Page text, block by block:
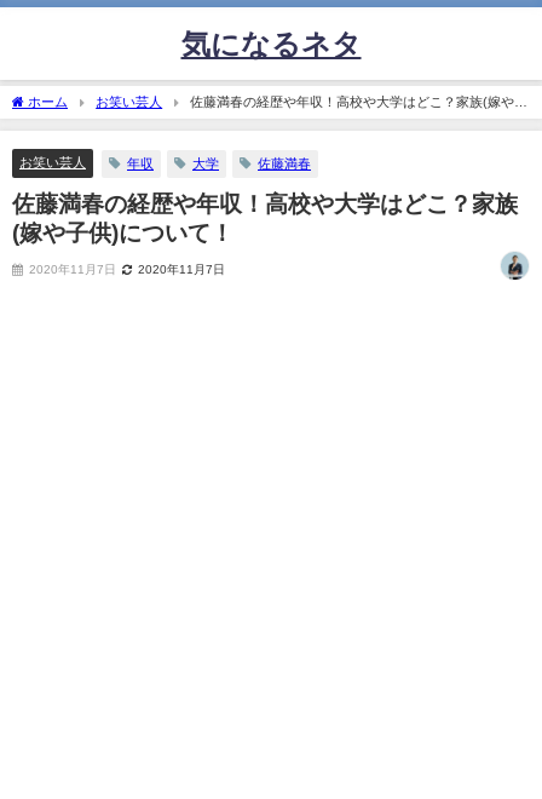
気になるネタ
ホーム お笑い芸人
佐藤満春の経歴や年収！高校や大学はどこ？家族(嫁や子
供)について！
お笑い芸人 年収 大学 佐藤満春
佐藤満春の経歴や年収！高校や大学はどこ？家族
(嫁や子供)について！
2020年11月7日 2020年11月7日